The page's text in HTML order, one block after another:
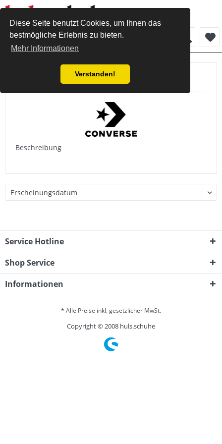
Diese Seite benutzt Cookies, um Ihnen das
bestmögliche Erlebnis zu bieten.
Mehr Informationen
Verstanden!
Menü
Produkte von Converse
Beschreibung
Service Hotline
Shop Service
Informationen
* Alle Preise inkl. gesetzlicher MwSt.
Copyright © 2008 huls.schuhe